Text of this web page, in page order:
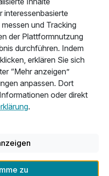
p.P. ab99,00 €
In unserem
stilvoll, edel, locker & ohne
rustikal & fein, bietet
Kurzum:
auf moderne Szeneküche.
Good-Area TRIBEHOLZ
Sie sich in einen
Feeling, Lifestyle,
im Keller. Hier
interessenbasierte
und Tracking
der Plattformnutzung
durchführen. Indem
erklären Sie sich
“Mehr anzeigen”
anpassen. Dort
oder direkt
.
zu